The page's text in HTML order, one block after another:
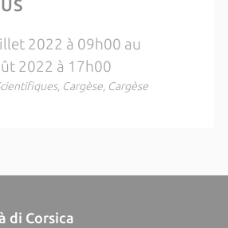
2022 à 09h00 au
2022 à 17h00
Cargèse, Cargèse
di Corsica